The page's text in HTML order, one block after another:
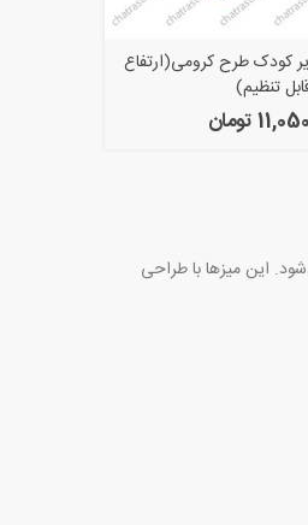
کودک طرح کرومی(ارتفاع
تنظیم)
تومان
این میزها با طراحی